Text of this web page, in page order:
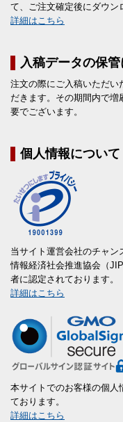
て、ご注文確定後にダウン
詳細はこちら
入稿データの保
注文の際にご入稿いただい
だきます。その期間内で
要でございます。
個人情報について
当サイト運営会社のチャ
情報経済社会推進協会（
者に認定されております。
詳細はこちら
本サイトでのお客様の個人
ております。
詳細はこちら